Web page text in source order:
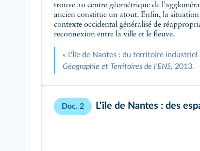
trouve au centre géométrique de
ancien constitue un atout. Enfin, la
contexte occidental généralisé de
reconnexion entre la ville et le fleuve.
« L'Île de Nantes : du territoire industriel
Géographie et Territoires de l'ENS, 2013.
Doc. 2 L'île de Nantes : des